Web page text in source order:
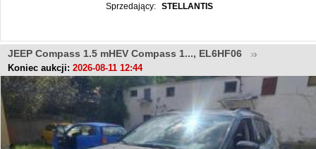
Sprzedający:
STELLANTIS
JEEP Compass 1.5 mHEV Compass 1..., EL6HF06
Koniec aukcji: 2026-08-11 12:44